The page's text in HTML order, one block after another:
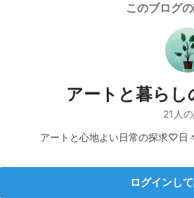
このブログ
アートと暮ら
21人
アートと心地よい日常の探求♡日
ログインし